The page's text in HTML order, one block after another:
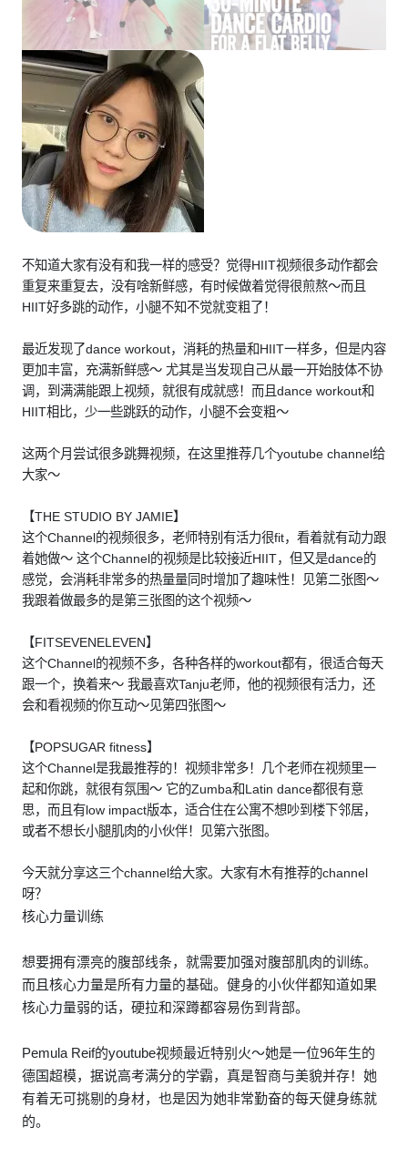
不知道大家有没有和我一样的感受？觉得HIIT视频很多动作都会
重复来重复去，没有啥新鲜感，有时候做着觉得很煎熬～而且
HIIT好多跳的动作，小腿不知不觉就变粗了！
最近发现了dance workout，消耗的热量和HIIT一样多，但是内容
更加丰富，充满新鲜感～ 尤其是当发现自己从最一开始肢体不协
调，到满满能跟上视频，就很有成就感！而且dance workout和
HIIT相比，少一些跳跃的动作，小腿不会变粗～
这两个月尝试很多跳舞视频，在这里推荐几个youtube channel给
大家～
【THE STUDIO BY JAMIE】
这个Channel的视频很多，老师特别有活力很fit，看着就有动力跟
着她做～ 这个Channel的视频是比较接近HIIT，但又是dance的
感觉，会消耗非常多的热量量同时增加了趣味性！见第二张图～
我跟着做最多的是第三张图的这个视频～
【FITSEVENELEVEN】
这个Channel的视频不多，各种各样的workout都有，很适合每天
跟一个，换着来～ 我最喜欢Tanju老师，他的视频很有活力，还
会和看视频的你互动～见第四张图～
【POPSUGAR fitness】
这个Channel是我最推荐的！视频非常多！几个老师在视频里一
起和你跳，就很有氛围～ 它的Zumba和Latin dance都很有意
思，而且有low impact版本，适合住在公寓不想吵到楼下邻居，
或者不想长小腿肌肉的小伙伴！见第六张图。
今天就分享这三个channel给大家。大家有木有推荐的channel
呀？
核心力量训练
想要拥有漂亮的腹部线条，就需要加强对腹部肌肉的训练。
而且核心力量是所有力量的基础。健身的小伙伴都知道如果
核心力量弱的话，硬拉和深蹲都容易伤到背部。
Pemula Reif的youtube视频最近特别火～她是一位96年生的
德国超模，据说高考满分的学霸，真是智商与美貌并存！她
有着无可挑剔的身材，也是因为她非常勤奋的每天健身练就
的。